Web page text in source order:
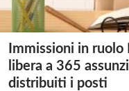
Immissioni in
libera a 365
distribuiti i posti